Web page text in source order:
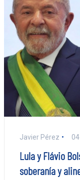
Javier Pérez
Lula y Flávio
soberanía y